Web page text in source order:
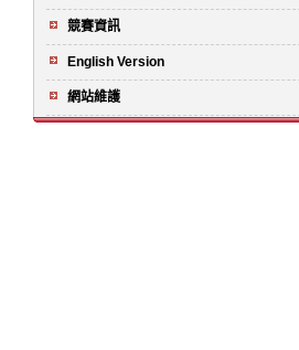
競賽資訊
English Version
網站維護